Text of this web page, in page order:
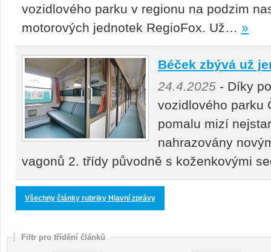
vozidlového parku v regionu na podzim
motorových jednotek RegioFox. Už… »
Béček zbývá už
24.4.2025 - Díky
vozidlového parku
pomalu mizí
nahrazovány
vagonů 2. třídy původně s koženkovými
Všechny články rubriky Hlavní zprávy
Filtr pro třídění článků